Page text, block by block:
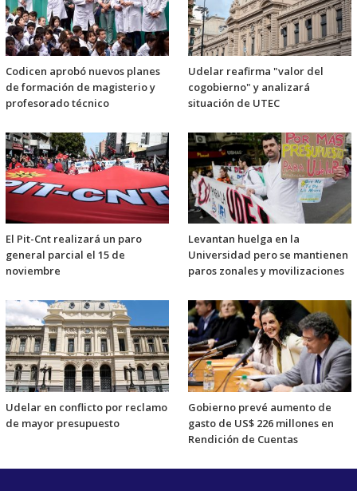
Codicen aprobó nuevos planes
de formación de magisterio y
profesorado técnico
Udelar reafirma "valor del
cogobierno" y analizará
situación de UTEC
El Pit-Cnt realizará un paro
general parcial el 15 de
noviembre
Levantan huelga en la
Universidad pero se mantienen
paros zonales y movilizaciones
Udelar en conflicto por reclamo
de mayor presupuesto
Gobierno prevé aumento de
gasto de US$ 226 millones en
Rendición de Cuentas